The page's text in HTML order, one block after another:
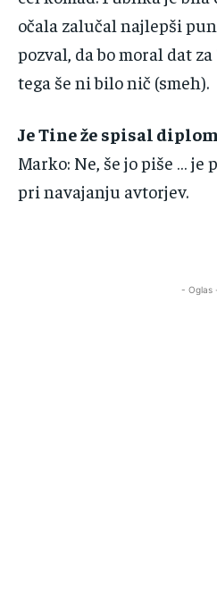
‌očala‌ ‌zalučal‌ ‌najlepši‌
‌pozval,‌ ‌da‌ ‌bo‌ ‌moral‌ ‌dat‌
‌tega‌ ‌še‌ ‌ni‌ ‌bilo‌ ‌nič‌ ‌(smeh).
Je‌ ‌Tine‌ ‌že‌ ‌spisal‌
Marko‌:‌ ‌Ne,‌ ‌še‌ ‌jo piše‌ ‌…‌ ‌je‌
‌pri‌ ‌navajanju‌ ‌avtorjev.‌
- Oglas